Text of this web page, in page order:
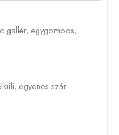
gallér, egygombos,
egyenes szár